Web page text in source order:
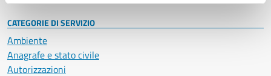
CATEGORIE DI SERVIZIO
Ambiente
Anagrafe e stato civile
Autorizzazioni